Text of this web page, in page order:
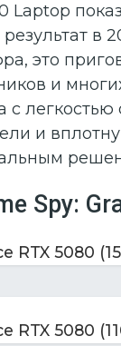
Laptop
в
это
и
с легкостью
и
Spy:
RTX 5080
RTX 5080